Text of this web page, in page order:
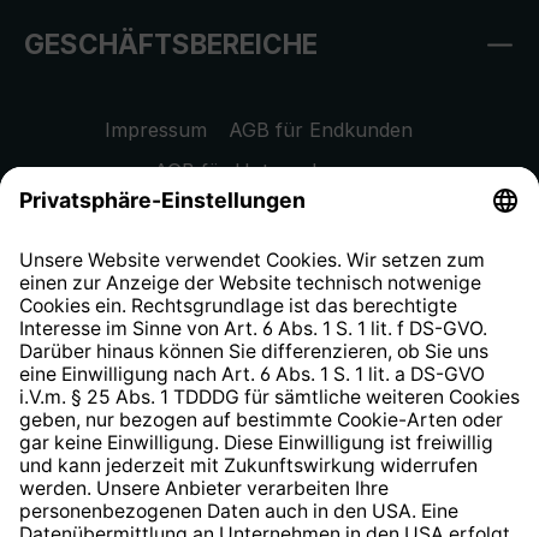
GESCHÄFTSBEREICHE
Impressum
AGB für Endkunden
AGB für Unternehmen
Datenschutzhinweis
Widerrufsrecht
Hinweisgeberschutzsystem
Barrierefreiheit